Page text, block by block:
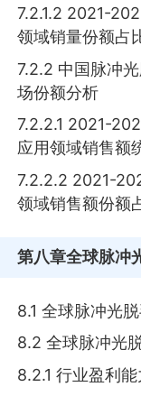
7.2.1.2 2021-
领域销量份额占
7.2.2 中国脉冲
场份额分析
7.2.2.1 2021-
应用领域销售额
7.2.2.2 2021-
领域销售额份额
第八章全球脉冲
8.1 全球脉冲光
8.2 全球脉冲光
8.2.1 行业盈利